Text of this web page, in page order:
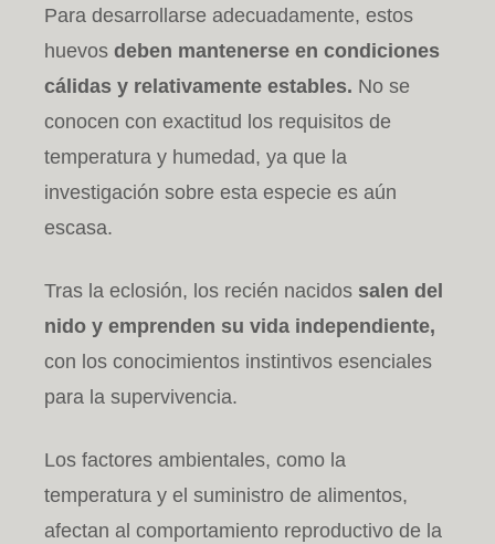
Para desarrollarse adecuadamente, estos
huevos deben mantenerse en condiciones
cálidas y relativamente estables. No se
conocen con exactitud los requisitos de
temperatura y humedad, ya que la
investigación sobre esta especie es aún
escasa.
Tras la eclosión, los recién nacidos salen del
nido y emprenden su vida independiente,
con los conocimientos instintivos esenciales
para la supervivencia.
Los factores ambientales, como la
temperatura y el suministro de alimentos,
afectan al comportamiento reproductivo de la